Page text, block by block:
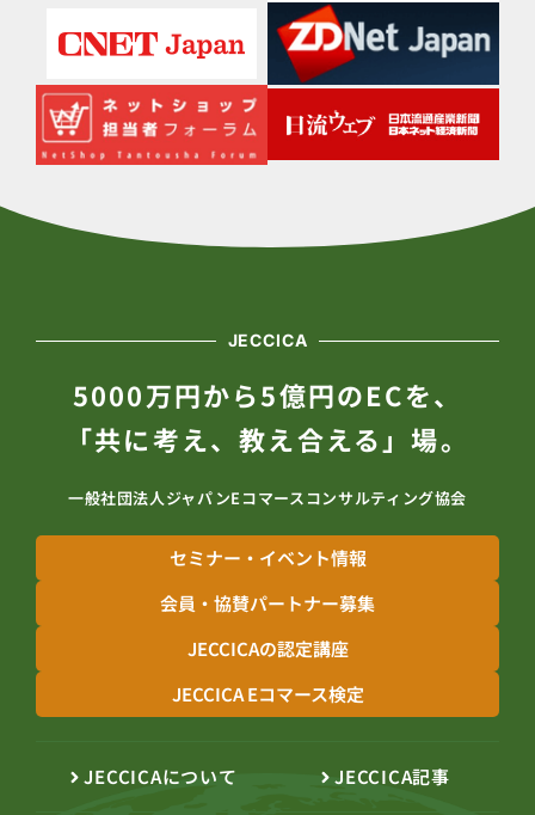
JECCICA
5000万円から5億円のECを、
「共に考え、教え合える」場。
一般社団法人ジャパンEコマースコンサルティング協会
セミナー・イベント情報
会員・協賛パートナー募集
JECCICAの認定講座
JECCICA Eコマース検定
JECCICAについて JECCICA記事